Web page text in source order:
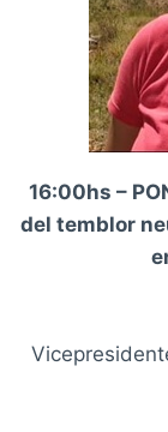
16:00hs –
del temblor